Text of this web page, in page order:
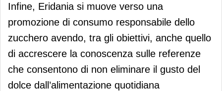
Infine, Eridania si muove verso una
promozione di consumo responsabile dello
zucchero avendo, tra gli obiettivi, anche quello
di accrescere la conoscenza sulle referenze
che consentono di non eliminare il gusto del
dolce dall’alimentazione quotidiana